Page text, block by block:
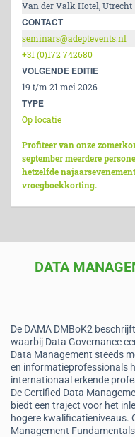
Van der Valk Hotel, Utrecht
CONTACT
seminars@adeptevents.nl
+31 (0)172 742680
VOLGENDE EDITIE
19 t/m 21 mei 2026
TYPE
Op locatie
Profiteer van onze
september meerdere
hetzelfde
vroegboekkorting.
DATA
De DAMA DMBoK2
waarbij Data Governance
Data Management steeds
en informatieprofessionals
internationaal erkende
De Certified Data
biedt een traject voor het
hogere kwalificatieniveaus.
Management